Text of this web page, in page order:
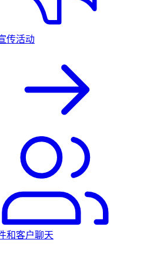
传活动
和客户聊天